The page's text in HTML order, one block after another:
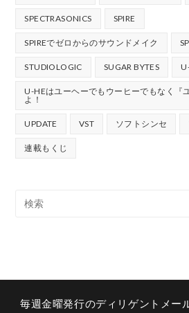
SPECTRASONICS SPIRE
SPIREでゼロからのサウンドメイク
STUDIOLOGIC SUGAR BYTES
U-HEはユーヘーでもウーヒーでもなく『
よ！
UPDATE VST ソフトシンセ
連載もくじ
毎週金曜発行のディリゲントメー